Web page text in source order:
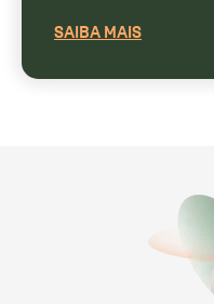
SAIBA MAIS